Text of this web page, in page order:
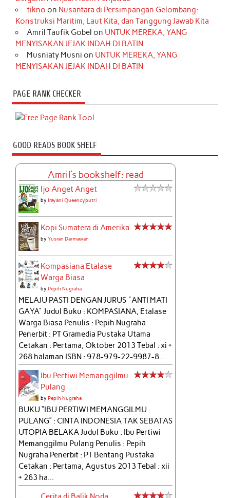
tikno on Nusantara di Persimpangan Gelombang:
Konstruksi Maritim, Laut Kita, dan Tanggung Jawab Kita
Amril Taufik Gobel on UNTUK MEREKA, YANG
MENYISAKAN JEJAK INDAH DI BATIN
Musniaty Musni on UNTUK MEREKA, YANG
MENYISAKAN JEJAK INDAH DI BATIN
PAGE RANK CHECKER
GOOD READS BOOK SHELF
Amril's bookshelf: read
Ijo Anget Anget
byIrayani Queencyputri
Kopi Sumatera di Amerika
byYusran Darmawan
Kompasiana Etalase
Warga Biasa
byPepih Nugraha
MELAJU PASTI DENGAN JURUS "ANTI MATI
GAYA" Judul Buku : KOMPASIANA, Etalase
Warga Biasa Penulis : Pepih Nugraha
Penerbit : PT Gramedia Pustaka Utama
Cetakan : Pertama, Oktober 2013 Tebal : xi +
268 halaman ISBN : 978-979-22-9987-8...
Ibu Pertiwi Memanggilmu
Pulang
byPepih Nugraha
BUKU “IBU PERTIWI MEMANGGILMU
PULANG” : CINTA INDONESIA TAK SEBATAS
UTOPIA BELAKA Judul Buku : Ibu Pertiwi
Memanggilmu Pulang Penulis : Pepih
Nugraha Penerbit : PT Bentang Pustaka
Cetakan : Pertama, Agustus 2013 Tebal : xii
+ 263 ha...